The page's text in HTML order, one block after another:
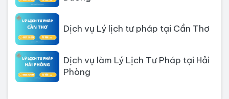
Dịch vụ Lý lịch tư pháp tại Cần Thơ
Dịch vụ làm Lý Lịch Tư Pháp tại Hải
Phòng